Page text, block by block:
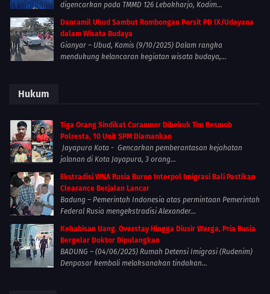
digencarkan pada TMMD 126 Lebakharjo, Kodim...
Danramil Ubud Sambut Rombongan Persit PD IX/Udayana
dalam Wisata Budaya
Gianyar – Ubud, Kamis (9/10/2025) Dalam rangka
mendukung kelancaran kegiatan wisata budaya,...
Hukum
Tiga Orang Sindikat Curanmor Dibekuk Tim Resmob
Polresta, 10 Unit SPM Diamankan
Jayapura Kota - Gencarkan pemberantasan kejahatan
jalanan di Kota Jayapura, 3 orang...
Ekstradisi WNA Rusia Buron Interpol Imigrasi Bali Pastikan
Clearance Berjalan Lancar
Badung – Pemerintah Indonesia atas permintaan Pemerintah
Federal Rusia mengekstradisi Alexander...
Kehabisan Uang. Overstay Hingga Diusir Warga, Pria Rusia
Bergelar Doktor Dipulangkan
BADUNG – (04/06/2025) Rumah Detensi Imigrasi (Rudenim)
Denpasar kembali melaksanakan tindakan...